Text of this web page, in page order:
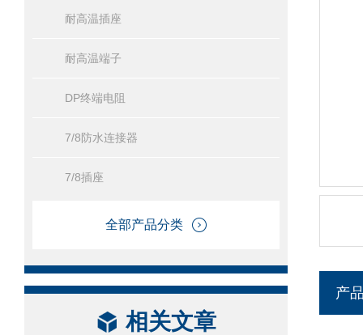
耐高温插座
耐高温端子
DP终端电阻
7/8防水连接器
7/8插座
全部产品分类
相关文章
产